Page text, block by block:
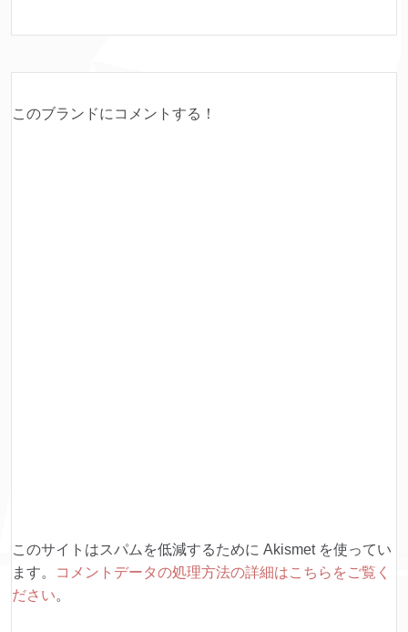
このブランドにコメントする！
このサイトはスパムを低減するために Akismet を使ってい
ます。
コメントデータの処理方法の詳細はこちらをご覧く
ださい。